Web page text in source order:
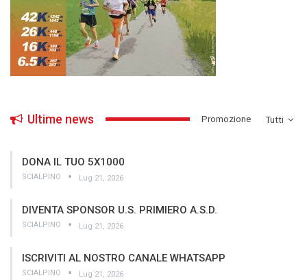
Tutti
Ultime news ­Promozione
DONA IL TUO 5X1000
SCIALPINO Lug 21, 2026
DIVENTA SPONSOR U.S. PRIMIERO A.S.D.
SCIALPINO Lug 21, 2026
ISCRIVITI AL NOSTRO CANALE WHATSAPP
SCIALPINO Lug 21, 2026